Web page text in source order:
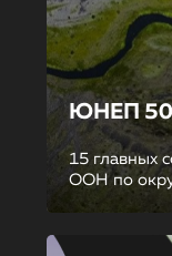
ЮНЕП 50
15 главных
ООН по